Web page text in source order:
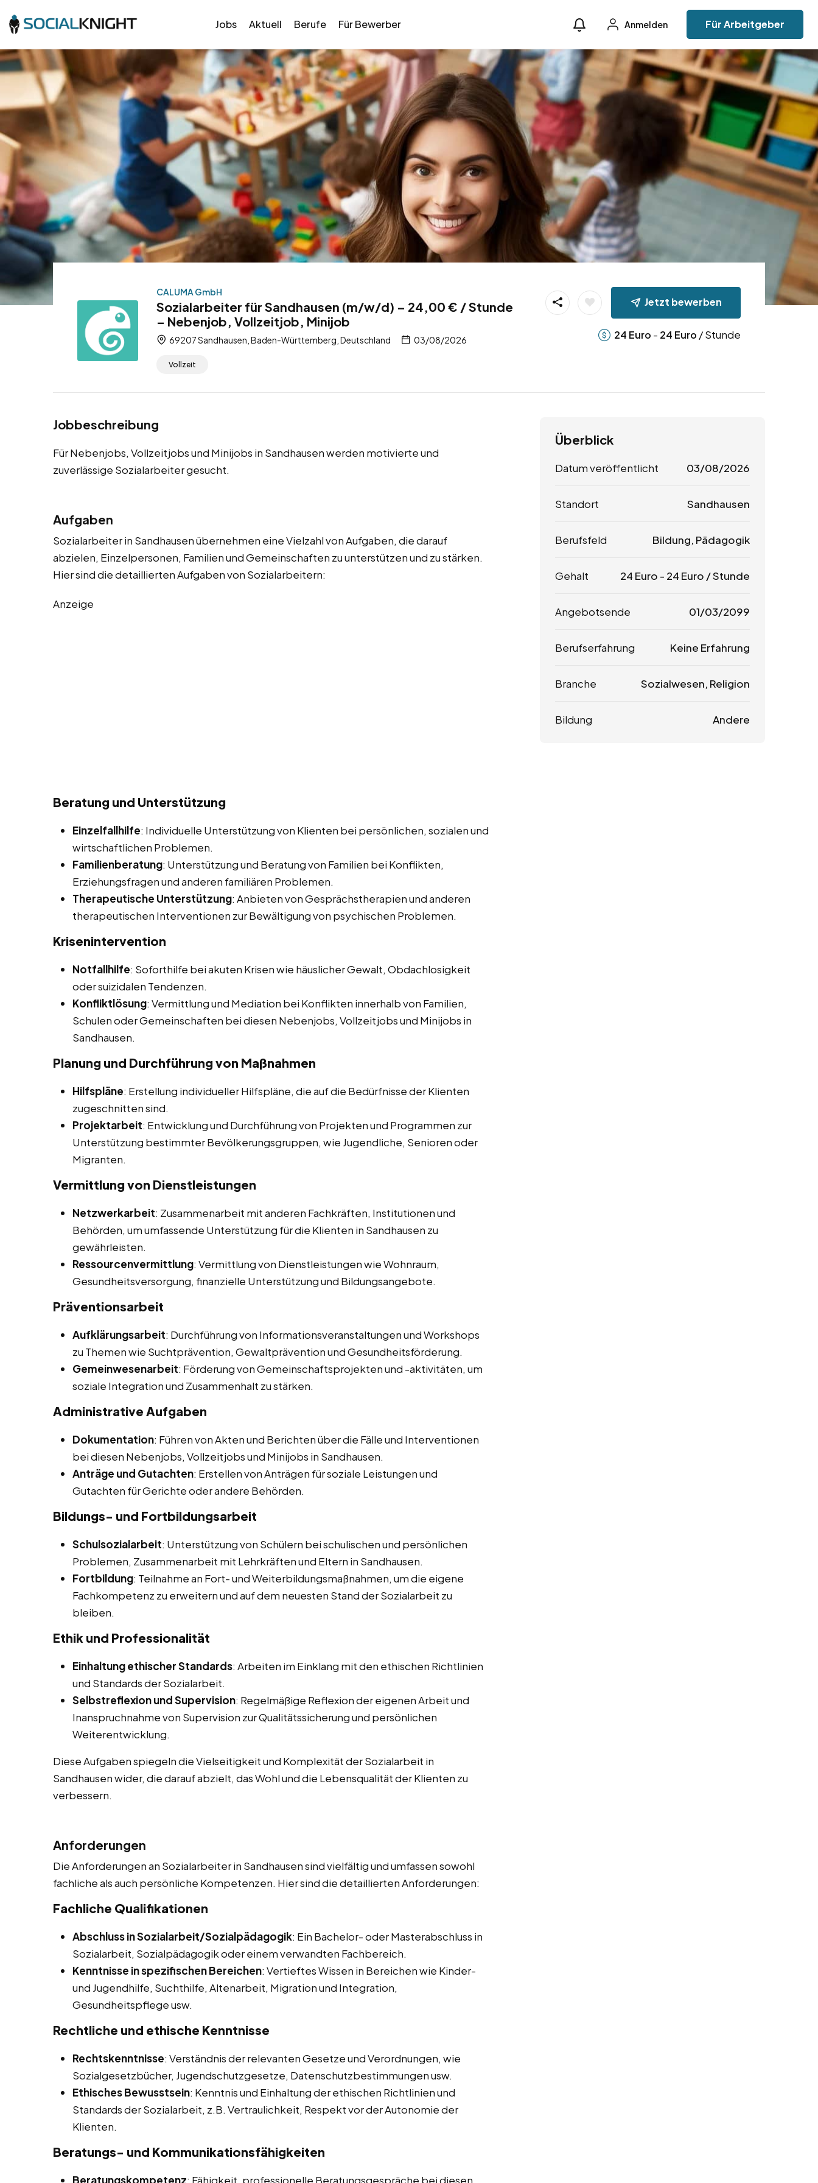
Jobs Aktuell Berufe Für Bewerber Anmelden Für Arbeitgeber
CALUMA GmbH
Sozialarbeiter für Sandhausen (m/w/d) – 24,00 € / Stunde
– Nebenjob, Vollzeitjob, Minijob
69207 Sandhausen, Baden-Württemberg, Deutschland 03/08/2026
Vollzeit
Jetzt bewerben
24 Euro - 24 Euro / Stunde
Jobbeschreibung
Für Nebenjobs, Vollzeitjobs und Minijobs in Sandhausen werden motivierte und
zuverlässige Sozialarbeiter gesucht.
Aufgaben
Sozialarbeiter in Sandhausen übernehmen eine Vielzahl von Aufgaben, die darauf
abzielen, Einzelpersonen, Familien und Gemeinschaften zu unterstützen und zu stärken.
Hier sind die detaillierten Aufgaben von Sozialarbeitern:
Anzeige
Beratung und Unterstützung
Einzelfallhilfe: Individuelle Unterstützung von Klienten bei persönlichen, sozialen und
wirtschaftlichen Problemen.
Familienberatung: Unterstützung und Beratung von Familien bei Konflikten,
Erziehungsfragen und anderen familiären Problemen.
Therapeutische Unterstützung: Anbieten von Gesprächstherapien und anderen
therapeutischen Interventionen zur Bewältigung von psychischen Problemen.
Krisenintervention
Notfallhilfe: Soforthilfe bei akuten Krisen wie häuslicher Gewalt, Obdachlosigkeit
oder suizidalen Tendenzen.
Konfliktlösung: Vermittlung und Mediation bei Konflikten innerhalb von Familien,
Schulen oder Gemeinschaften bei diesen Nebenjobs, Vollzeitjobs und Minijobs in
Sandhausen.
Planung und Durchführung von Maßnahmen
Hilfspläne: Erstellung individueller Hilfspläne, die auf die Bedürfnisse der Klienten
zugeschnitten sind.
Projektarbeit: Entwicklung und Durchführung von Projekten und Programmen zur
Unterstützung bestimmter Bevölkerungsgruppen, wie Jugendliche, Senioren oder
Migranten.
Vermittlung von Dienstleistungen
Netzwerkarbeit: Zusammenarbeit mit anderen Fachkräften, Institutionen und
Behörden, um umfassende Unterstützung für die Klienten in Sandhausen zu
gewährleisten.
Ressourcenvermittlung: Vermittlung von Dienstleistungen wie Wohnraum,
Gesundheitsversorgung, finanzielle Unterstützung und Bildungsangebote.
Präventionsarbeit
Aufklärungsarbeit: Durchführung von Informationsveranstaltungen und Workshops
zu Themen wie Suchtprävention, Gewaltprävention und Gesundheitsförderung.
Gemeinwesenarbeit: Förderung von Gemeinschaftsprojekten und -aktivitäten, um
soziale Integration und Zusammenhalt zu stärken.
Administrative Aufgaben
Dokumentation: Führen von Akten und Berichten über die Fälle und Interventionen
bei diesen Nebenjobs, Vollzeitjobs und Minijobs in Sandhausen.
Anträge und Gutachten: Erstellen von Anträgen für soziale Leistungen und
Gutachten für Gerichte oder andere Behörden.
Bildungs- und Fortbildungsarbeit
Schulsozialarbeit: Unterstützung von Schülern bei schulischen und persönlichen
Problemen, Zusammenarbeit mit Lehrkräften und Eltern in Sandhausen.
Fortbildung: Teilnahme an Fort- und Weiterbildungsmaßnahmen, um die eigene
Fachkompetenz zu erweitern und auf dem neuesten Stand der Sozialarbeit zu
bleiben.
Ethik und Professionalität
Einhaltung ethischer Standards: Arbeiten im Einklang mit den ethischen Richtlinien
und Standards der Sozialarbeit.
Selbstreflexion und Supervision: Regelmäßige Reflexion der eigenen Arbeit und
Inanspruchnahme von Supervision zur Qualitätssicherung und persönlichen
Weiterentwicklung.
Diese Aufgaben spiegeln die Vielseitigkeit und Komplexität der Sozialarbeit in
Sandhausen wider, die darauf abzielt, das Wohl und die Lebensqualität der Klienten zu
verbessern.
Anforderungen
Die Anforderungen an Sozialarbeiter in Sandhausen sind vielfältig und umfassen sowohl
fachliche als auch persönliche Kompetenzen. Hier sind die detaillierten Anforderungen:
Fachliche Qualifikationen
Abschluss in Sozialarbeit/Sozialpädagogik: Ein Bachelor- oder Masterabschluss in
Sozialarbeit, Sozialpädagogik oder einem verwandten Fachbereich.
Kenntnisse in spezifischen Bereichen: Vertieftes Wissen in Bereichen wie Kinder-
und Jugendhilfe, Suchthilfe, Altenarbeit, Migration und Integration,
Gesundheitspflege usw.
Rechtliche und ethische Kenntnisse
Rechtskenntnisse: Verständnis der relevanten Gesetze und Verordnungen, wie
Sozialgesetzbücher, Jugendschutzgesetze, Datenschutzbestimmungen usw.
Ethisches Bewusstsein: Kenntnis und Einhaltung der ethischen Richtlinien und
Standards der Sozialarbeit, z.B. Vertraulichkeit, Respekt vor der Autonomie der
Klienten.
Beratungs- und Kommunikationsfähigkeiten
Beratungskompetenz: Fähigkeit, professionelle Beratungsgespräche bei diesen
Überblick
Datum veröffentlicht 03/08/2026
Standort Sandhausen
Berufsfeld Bildung, Pädagogik
Gehalt 24 Euro - 24 Euro / Stunde
Angebotsende 01/03/2099
Berufserfahrung Keine Erfahrung
Branche Sozialwesen, Religion
Bildung Andere